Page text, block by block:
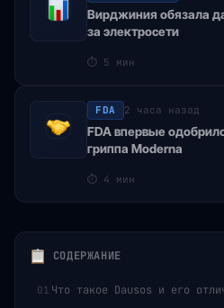
Вирджиния обязала
за электросети
⏱ 5 мин
FDA 2 часа назад
FDA впервые
гриппа Moderna
⏱ 4 мин
СОДЕРЖАНИЕ
01 Что такое Dausos и его